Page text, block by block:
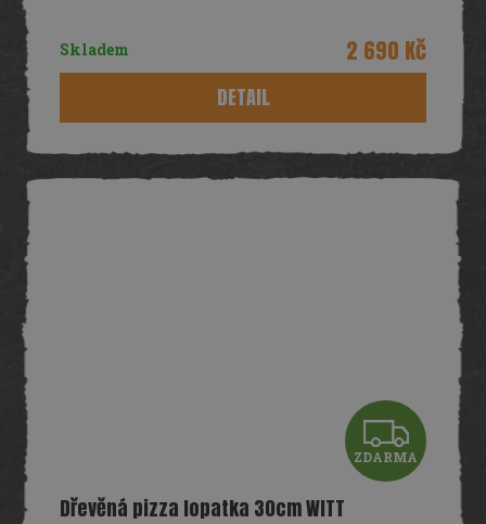
R
A
Skladem 2 690 Kč
DETAIL
Z
D
ZDARMA
Dřevěná pizza lopatka 30cm WITT